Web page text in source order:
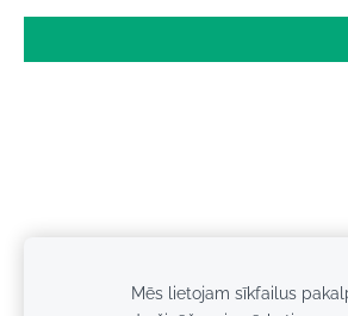
Sīkdatnes
Mēs lietojam sīkfailus